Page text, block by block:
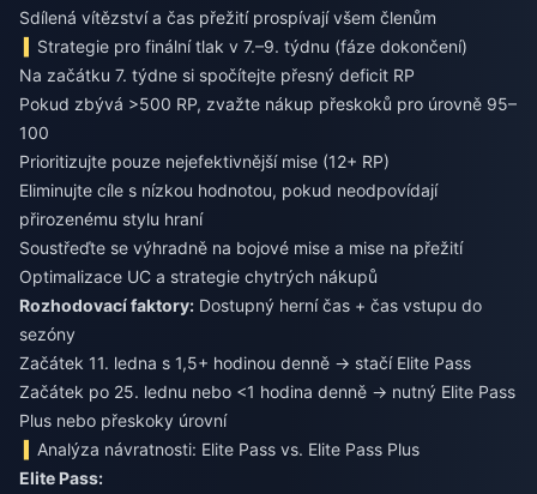
Sdílená vítězství a čas přežití prospívají všem členům
Strategie pro finální tlak v 7.–9. týdnu (fáze dokončení)
Na začátku 7. týdne si spočítejte přesný deficit RP
Pokud zbývá >500 RP, zvažte nákup přeskoků pro úrovně 95–
100
Prioritizujte pouze nejefektivnější mise (12+ RP)
Eliminujte cíle s nízkou hodnotou, pokud neodpovídají
přirozenému stylu hraní
Soustřeďte se výhradně na bojové mise a mise na přežití
Optimalizace UC a strategie chytrých nákupů
Rozhodovací faktory: Dostupný herní čas + čas vstupu do
sezóny
Začátek 11. ledna s 1,5+ hodinou denně → stačí Elite Pass
Začátek po 25. lednu nebo <1 hodina denně → nutný Elite Pass
Plus nebo přeskoky úrovní
Analýza návratnosti: Elite Pass vs. Elite Pass Plus
Elite Pass: